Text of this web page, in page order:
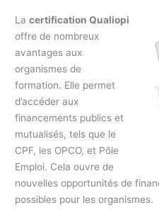
Lacertification Qualiopi
offre de nombreux
avantages aux
organismes de
formation. Elle permet
d’accéder aux
financements publics et
mutualisés, tels que le
CPF, les OPCO, et Pôle
Emploi. Cela ouvre de
nouvelles opportunités de
possibles pour les organismes.